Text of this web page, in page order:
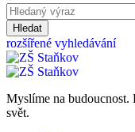
Hledat
rozšířené vyhledávání
Myslíme na budoucnost.
svět.